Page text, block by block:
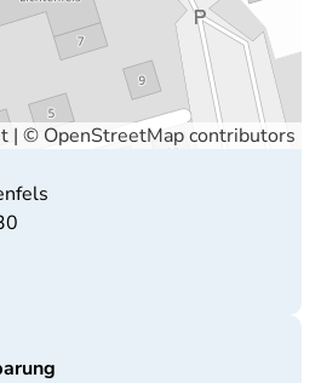
| © OpenStreetMapcontributors